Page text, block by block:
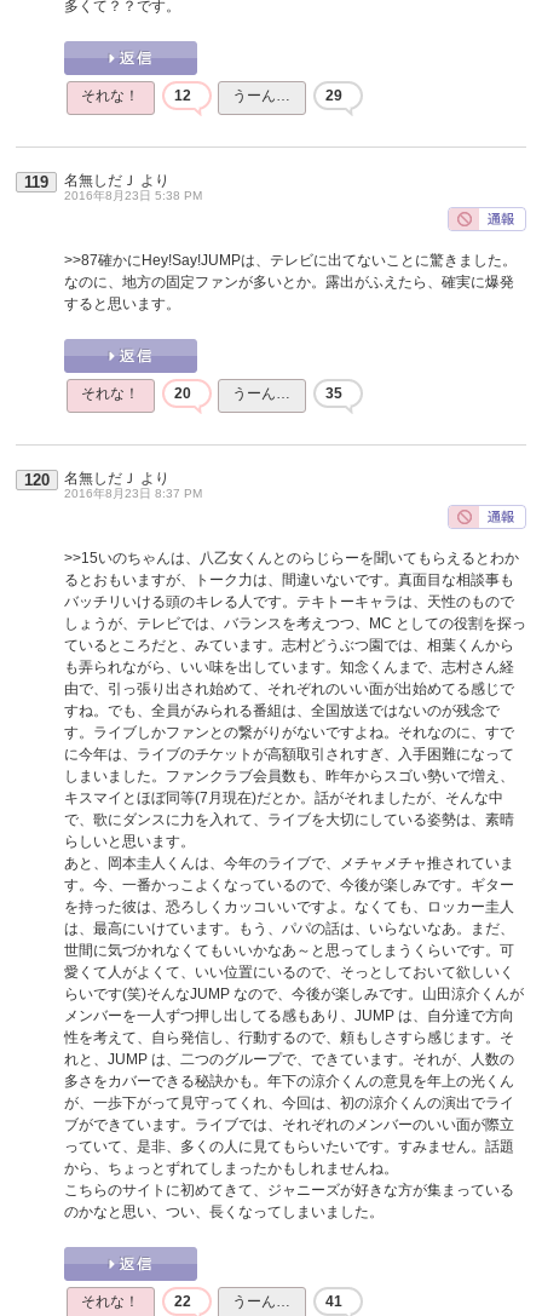
多くて？？です。
それな！ 12 うーん… 29
119 名無しだＪ より
2016年8月23日 5:38 PM
>>87確かにHey!Say!JUMPは、テレビに出てないことに驚きました。
なのに、地方の固定ファンが多いとか。露出がふえたら、確実に爆発
すると思います。
それな！ 20 うーん… 35
120 名無しだＪ より
2016年8月23日 8:37 PM
>>15いのちゃんは、八乙女くんとのらじらーを聞いてもらえるとわか
るとおもいますが、トーク力は、間違いないです。真面目な相談事も
バッチリいける頭のキレる人です。テキトーキャラは、天性のもので
しょうが、テレビでは、バランスを考えつつ、MC としての役割を探っ
ているところだと、みています。志村どうぶつ園では、相葉くんから
も弄られながら、いい味を出しています。知念くんまで、志村さん経
由で、引っ張り出され始めて、それぞれのいい面が出始めてる感じで
すね。でも、全員がみられる番組は、全国放送ではないのが残念で
す。ライブしかファンとの繋がりがないですよね。それなのに、すで
に今年は、ライブのチケットが高額取引されすぎ、入手困難になって
しまいました。ファンクラブ会員数も、昨年からスゴい勢いで増え、
キスマイとほぼ同等(7月現在)だとか。話がそれましたが、そんな中
で、歌にダンスに力を入れて、ライブを大切にしている姿勢は、素晴
らしいと思います。
あと、岡本圭人くんは、今年のライブで、メチャメチャ推されていま
す。今、一番かっこよくなっているので、今後が楽しみです。ギター
を持った彼は、恐ろしくカッコいいですよ。なくても、ロッカー圭人
は、最高にいけています。もう、パパの話は、いらないなあ。まだ、
世間に気づかれなくてもいいかなあ～と思ってしまうくらいです。可
愛くて人がよくて、いい位置にいるので、そっとしておいて欲しいく
らいです(笑)そんなJUMP なので、今後が楽しみです。山田涼介くんが
メンバーを一人ずつ押し出してる感もあり、JUMP は、自分達で方向
性を考えて、自ら発信し、行動するので、頼もしさすら感じます。そ
れと、JUMP は、二つのグループで、できています。それが、人数の
多さをカバーできる秘訣かも。年下の涼介くんの意見を年上の光くん
が、一歩下がって見守ってくれ、今回は、初の涼介くんの演出でライ
ブができています。ライブでは、それぞれのメンバーのいい面が際立
っていて、是非、多くの人に見てもらいたいです。すみません。話題
から、ちょっとずれてしまったかもしれませんね。
こちらのサイトに初めてきて、ジャニーズが好きな方が集まっている
のかなと思い、つい、長くなってしまいました。
それな！ 22 うーん… 41